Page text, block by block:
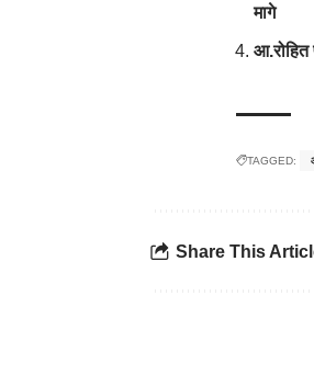
मागे
आ.रोहित
TAGGED:
Share This